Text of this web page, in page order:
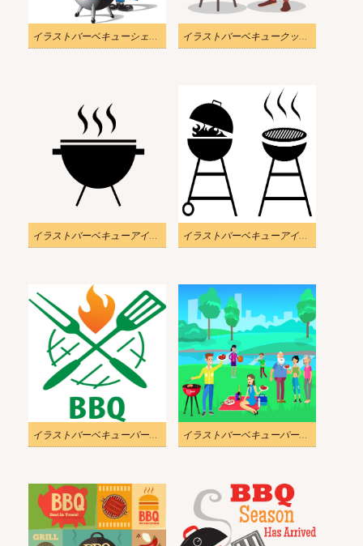
イラストバーベキューシェフpng イラストバーベキュークッキングマンpng透明
イラストバーベキューアイコンPNG透明 イラストバーベキューアイコンpng
イラストバーベキューパーティーのロゴ イラストバーベキューパーティー